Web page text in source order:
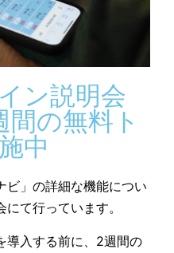
ン説明会
の無料ト
中
ビ」の詳細な機能につい
て行っています。
導入する前に、2週間の